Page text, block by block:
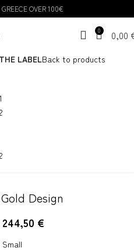
OVER 100€
0 0,00
LABELBack to products
Design
244,50 €
Small